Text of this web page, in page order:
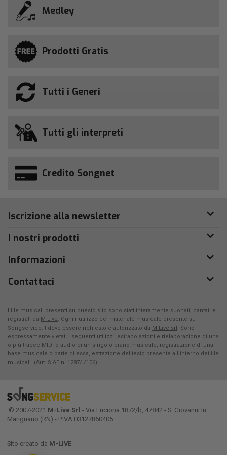
Medley
Prodotti Gratis
Tutti i Generi
Tutti gli interpreti
Credito Songnet
Iscrizione alla newsletter
I nostri prodotti
Informazioni
Contattaci
I file musicali presenti su questo sito sono stati interamente suonati, cantati e
registrati da M-Live. Ogni riutilizzo del materiale musicale presente su
Songservice.it deve essere richiesto e autorizzato da M-Live srl. Sono
espressamente vietati i seguenti utilizzi: estrapolazioni e rielaborazione di una
o più tracce MIDI o audio di un singolo brano musicale, registrazione di una
base musicale o parte di essa, estrazione del testo presente all'interno dei file
musicali. (Aut. SIAE n. 1287/I/106)
© 2007-2021 M-Live Srl - Via Luciona 1872/b, 47842 - S. Giovanni In
Marignano (RN) - P.IVA 03127860405
Sito creato da M-LIVE